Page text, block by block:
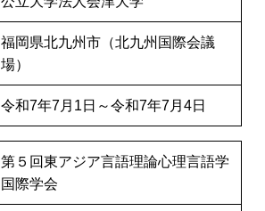
福岡県北九州市（北九州国際会議
場）
令和7年7月1日～令和7年7月4日
第５回東アジア言語理論心理言語学
国際学会